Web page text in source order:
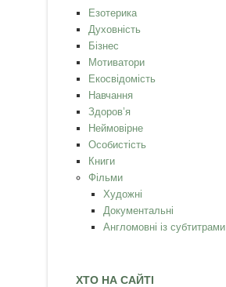
Езотерика
Духовність
Бізнес
Мотиватори
Екосвідомість
Навчання
Здоров’я
Неймовірне
Особистість
Книги
Фільми
Художні
Документальні
Англомовні із субтитрами
ХТО НА САЙТІ